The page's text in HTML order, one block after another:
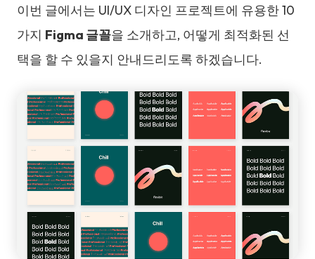
이번 글에서는 UI/UX 디자인 프로젝트에 유용한 10
가지 Figma 글꼴을 소개하고, 어떻게 최적화된 선
택을 할 수 있을지 안내드리도록 하겠습니다.